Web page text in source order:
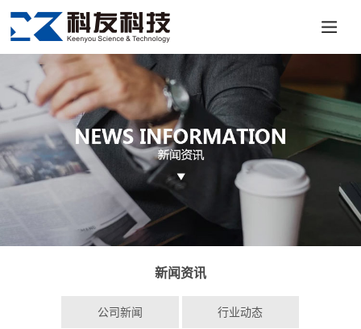
新闻资讯
公司新闻 行业动态